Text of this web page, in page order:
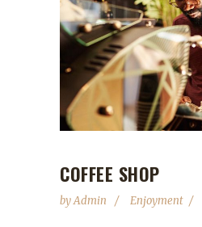
COFFEE SHOP
byAdmin Enjoyment